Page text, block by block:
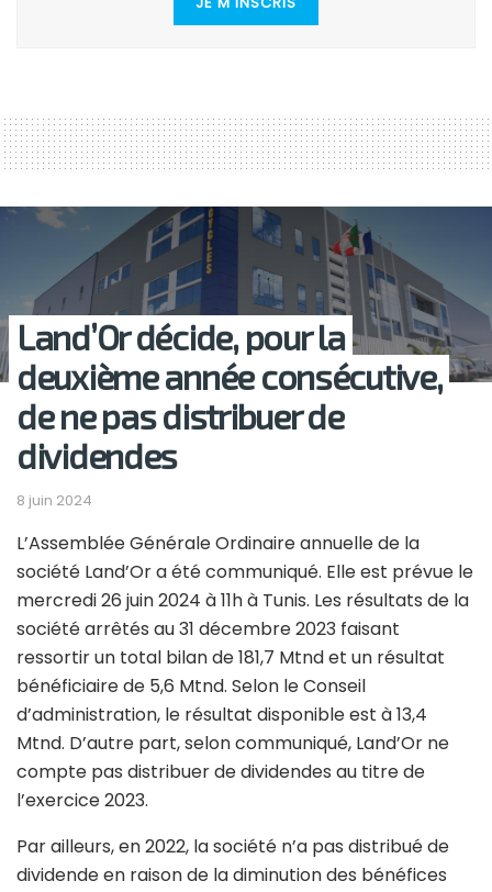
Land’Or décide, pour la
deuxième année consécutive,
de ne pas distribuer de
dividendes
8 juin 2024
L’Assemblée Générale Ordinaire annuelle de la
société Land’Or a été communiqué. Elle est prévue le
mercredi 26 juin 2024 à 11h à Tunis. Les résultats de la
société arrêtés au 31 décembre 2023 faisant
ressortir un total bilan de 181,7 Mtnd et un résultat
bénéficiaire de 5,6 Mtnd. Selon le Conseil
d’administration, le résultat disponible est à 13,4
Mtnd. D’autre part, selon communiqué, Land’Or ne
compte pas distribuer de dividendes au titre de
l’exercice 2023.
Par ailleurs, en 2022, la société n’a pas distribué de
dividende en raison de la diminution des bénéfices